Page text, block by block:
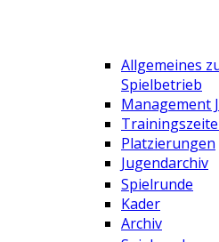
Allgemeines
Spielbetrieb
Management
Platzierungen
Jugendarchiv
Spielrunde
Kader
Archiv